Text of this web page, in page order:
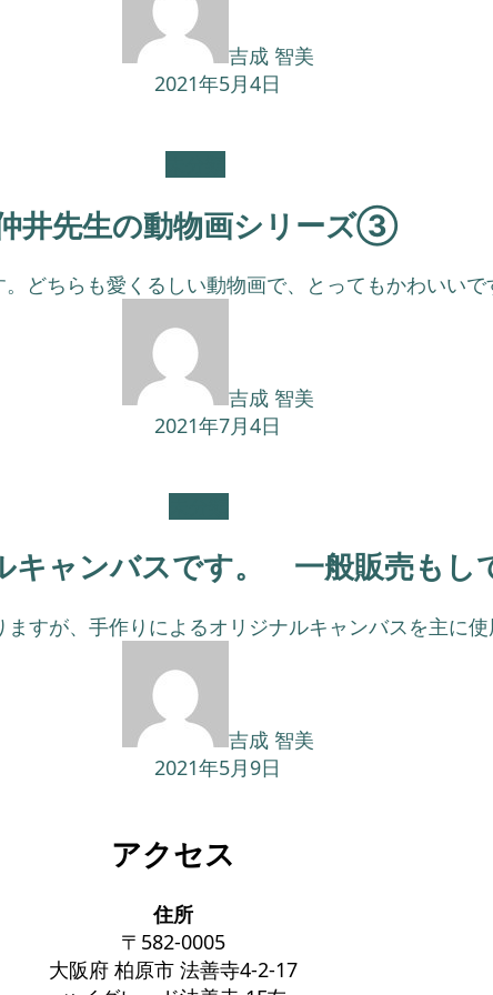
吉成 智美
2021年5月4日
井先生の動物画シリーズ③
どちらも愛くるしい動物画で、とってもかわいい
吉成 智美
2021年7月4日
キャンバスです。 一般販売もし
すが、手作りによるオリジナルキャンバスを主に
吉成 智美
2021年5月9日
アクセス
住所
〒582-0005
大阪府 柏原市 法善寺4-2-17